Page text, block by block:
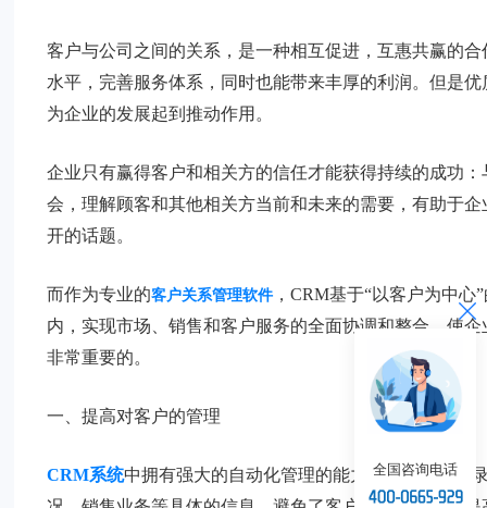
客户与公司之间的关系，是一种相互促进，互惠共赢的
水平，完善服务体系，同时也能带来丰厚的利润。但是
为企业的发展起到推动作用。
企业只有赢得客户和相关方的信任才能获得持续的成功
会，理解顾客和其他相关方当前和未来的需要，有助于
开的话题。
而作为专业的客户关系管理软件，CRM基于“以客户为中心
内，实现市场、销售和客户服务的全面协调和整合，使
非常重要的。
一、提高对客户的管理
CRM系统中拥有强大的自动化管理的能力，可以详细记
全国咨询电话